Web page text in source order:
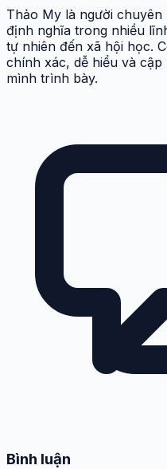
Thảo My là người
định nghĩa trong nhiều
tự nhiên đến xã hội học.
chính xác, dễ hiểu và
mình trình bày.
Bình luận